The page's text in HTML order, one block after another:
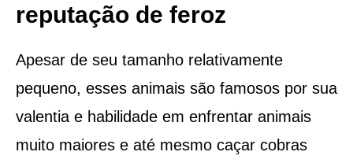
reputação de feroz
Apesar de seu tamanho relativamente
pequeno, esses animais são famosos por sua
valentia e habilidade em enfrentar animais
muito maiores e até mesmo caçar cobras